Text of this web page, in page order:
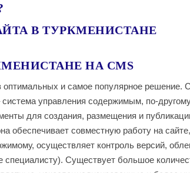
В ТУРКМЕНИСТАНЕ
НА CMS
оптимальных и самое популярное решение.
управления содержимым, по-
для создания, размещения и
обеспечивает совместную работу на
осуществляет контроль версий,
специалисту). Существует большое